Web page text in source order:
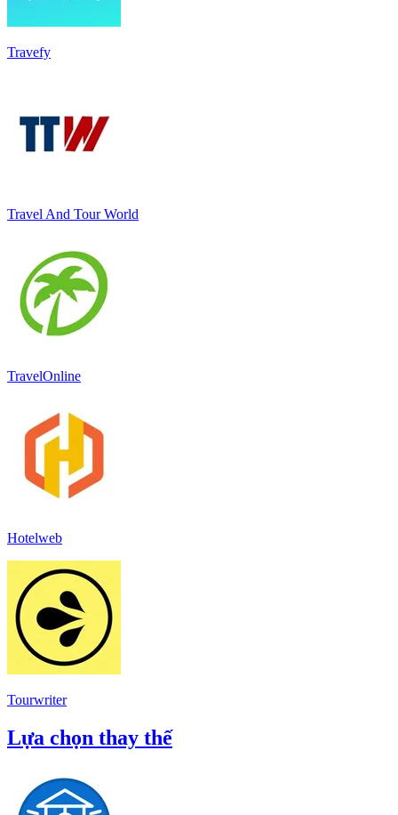
Travefy
Travel And Tour World
TravelOnline
Hotelweb
Tourwriter
Lựa chọn thay thế